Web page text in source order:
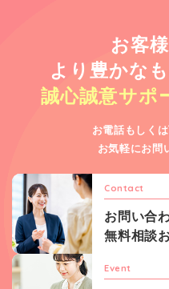
お客
より豊かな
誠心誠意サポ
お電話もしく
お気軽にお問
Contact
お問い合
無料相談
Event